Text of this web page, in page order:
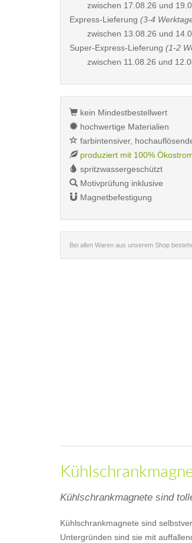
zwischen 17.08.26 und
Express-Lieferung (3-4
zwischen 13.08.26 und
Super-Express-Lieferung (1-2
zwischen 11.08.26 und
kein Mindestbestellwert
hochwertige Materialien
farbintensiver,
produziert mit 100%
spritzwassergeschützt
Motivprüfung inklusive
Magnetbefestigung
Bei allen Waren aus unserem Shop
Kühlschrankmagnete sind
Kühlschrankmagnete sind
Untergründen sind sie mit